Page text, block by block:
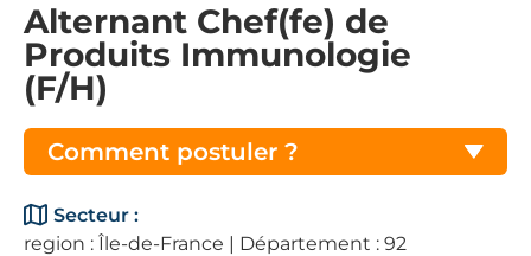
Alternant Chef(fe) de
Produits Immunologie
(F/H)
Comment postuler ?
Secteur :
region : Île-de-France | Département : 92